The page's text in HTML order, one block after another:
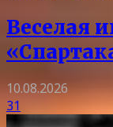
Веселая
10.08.2026
31